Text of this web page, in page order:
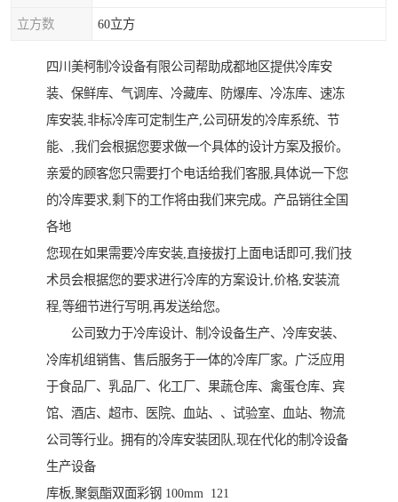
立方数 60立方
四川美柯制冷设备有限公司帮助成都地区提供冷库安
装、保鲜库、气调库、冷藏库、防爆库、冷冻库、速冻
库安装,非标冷库可定制生产,公司研发的冷库系统、节
能、,我们会根据您要求做一个具体的设计方案及报价。
亲爱的顾客您只需要打个电话给我们客服,具体说一下您
的冷库要求,剩下的工作将由我们来完成。产品销往全国
各地
您现在如果需要冷库安装,直接拔打上面电话即可,我们技
术员会根据您的要求进行冷库的方案设计,价格,安装流
程,等细节进行写明,再发送给您。
公司致力于冷库设计、制冷设备生产、冷库安装、
冷库机组销售、售后服务于一体的冷库厂家。广泛应用
于食品厂、乳品厂、化工厂、果蔬仓库、禽蛋仓库、宾
馆、酒店、超市、医院、血站、、试验室、血站、物流
公司等行业。拥有的冷库安装团队,现在代化的制冷设备
生产设备
库板,聚氨酯双面彩钢 100mm 121